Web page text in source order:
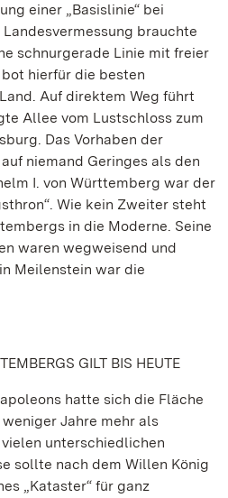
einer „Basislinie“ bei
brauchte
schnurgerade Linie mit freier
hierfür die besten
Auf direktem Weg führt
Allee vom Lustschloss zum
Das Vorhaben der
niemand Geringes als den
I. von Württemberg war der
Wie kein Zweiter steht
in die Moderne. Seine
waren wegweisend und
Meilenstein war die
GILT BIS HEUTE
hatte sich die Fläche
Jahre mehr als
unterschiedlichen
sollte nach dem Willen König
„Kataster“ für ganz